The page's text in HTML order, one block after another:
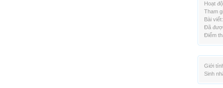
Hoạt
Tham
Bài viết:
Đã
Điểm
Giới
Sinh